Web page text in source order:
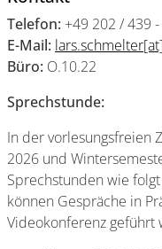
Telefon: +49 202 / 439 -
E-Mail:
Büro: O.10.22
Sprechstunde:
In der vorlesungsfreien
2026 und
Sprechstunden wie
können Gespräche in
Videokonferenz geführt